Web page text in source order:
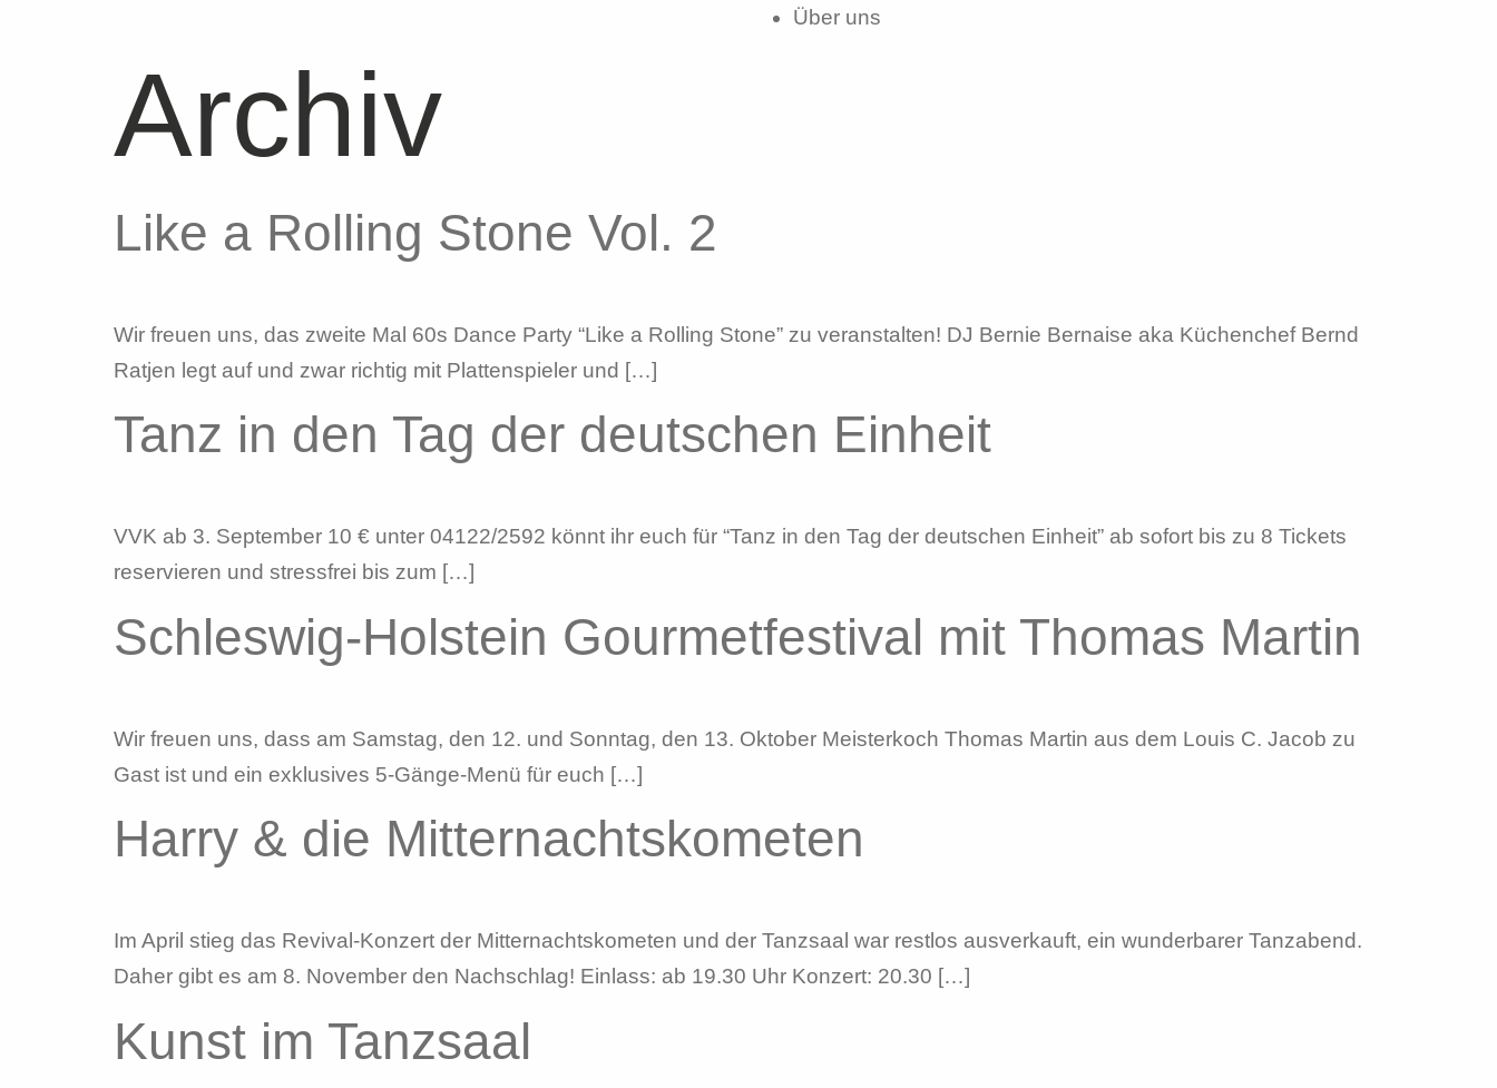
Über uns
Archiv
Like a Rolling Stone Vol. 2
Wir freuen uns, das zweite Mal 60s Dance Party “Like a Rolling Stone” zu veranstalten! DJ Bernie Bernaise aka Küchenchef Bernd
Ratjen legt auf und zwar richtig mit Plattenspieler und […]
Tanz in den Tag der deutschen Einheit
VVK ab 3. September 10 € unter 04122/2592 könnt ihr euch für “Tanz in den Tag der deutschen Einheit” ab sofort bis zu 8 Tickets
reservieren und stressfrei bis zum […]
Schleswig-Holstein Gourmetfestival mit Thomas Martin
Wir freuen uns, dass am Samstag, den 12. und Sonntag, den 13. Oktober Meisterkoch Thomas Martin aus dem Louis C. Jacob zu
Gast ist und ein exklusives 5-Gänge-Menü für euch […]
Harry & die Mitternachtskometen
Im April stieg das Revival-Konzert der Mitternachtskometen und der Tanzsaal war restlos ausverkauft, ein wunderbarer Tanzabend.
Daher gibt es am 8. November den Nachschlag! Einlass: ab 19.30 Uhr Konzert: 20.30 […]
Kunst im Tanzsaal